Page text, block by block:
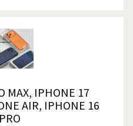
MAX, IPHONE 17
AIR, IPHONE 16